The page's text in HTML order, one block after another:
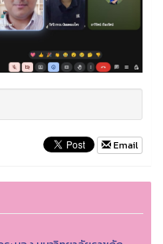
Email